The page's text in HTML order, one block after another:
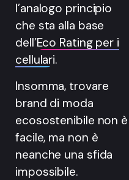
l’analogo principio
che sta alla base
dell’Eco Rating per i
cellulari.
Insomma, trovare
brand di moda
ecosostenibile non è
facile, ma non è
neanche una sfida
impossibile.